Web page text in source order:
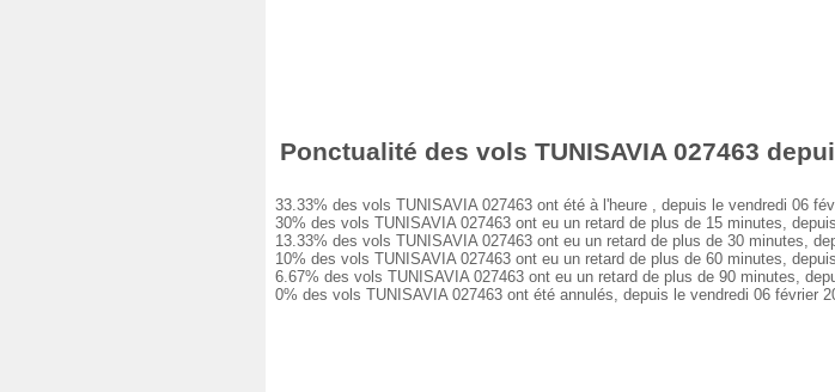
Ponctualité des vols TUNISAVIA 027463
33.33% des vols TUNISAVIA 027463 ont été à l'heure , depuis le vendredi 06
30% des vols TUNISAVIA 027463 ont eu un retard de plus de 15 minutes,
13.33% des vols TUNISAVIA 027463 ont eu un retard de plus de 30 minutes,
10% des vols TUNISAVIA 027463 ont eu un retard de plus de 60 minutes,
6.67% des vols TUNISAVIA 027463 ont eu un retard de plus de 90 minutes,
0% des vols TUNISAVIA 027463 ont été annulés, depuis le vendredi 06 février